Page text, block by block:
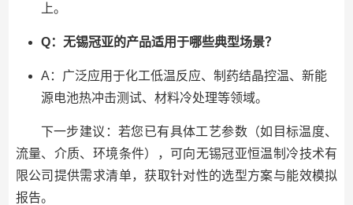
上。
Q：无锡冠亚的产品适用于哪些典型场景？
A：广泛应用于化工低温反应、制药结晶控温、新能
源电池热冲击测试、材料冷处理等领域。
下一步建议：若您已有具体工艺参数（如目标温度、
流量、介质、环境条件），可向无锡冠亚恒温制冷技术有
限公司提供需求清单，获取针对性的选型方案与能效模拟
报告。